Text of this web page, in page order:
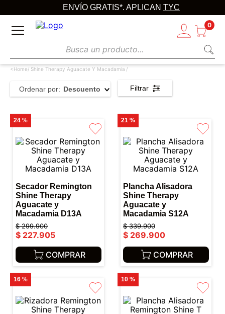
ENVÍO GRATIS*. APLICAN TYC
0
Shine Therapy Aguacate Y Macadamia
Ordenar por Descuento Filtrar
24 %
Secador Remington
Shine Therapy
Aguacate y
Macadamia D13A
$ 299.900
$ 227.905
COMPRAR
21 %
Plancha Alisadora
Shine Therapy
Aguacate y
Macadamia S12A
$ 339.900
$ 269.900
COMPRAR
16 % 10 %